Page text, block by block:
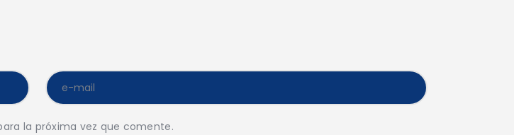
la próxima vez que comente.